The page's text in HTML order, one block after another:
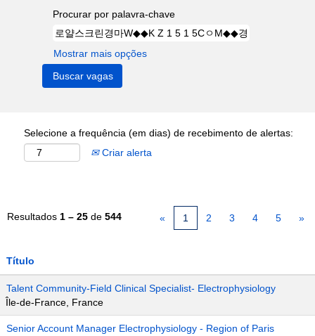
Procurar por palavra-chave
Mostrar mais opções
Selecione a frequência (em dias) de recebimento de alertas:
Criar alerta
Resultados 1 – 25 de 544 « 1 2 3 4 5 »
Título
Talent Community-Field Clinical Specialist- Electrophysiology
Île-de-France, France
Senior Account Manager Electrophysiology - Region of Paris